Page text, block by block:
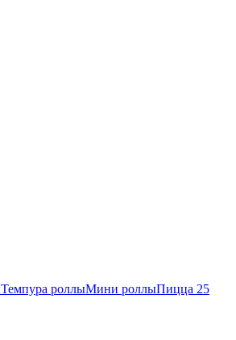
Темпура роллыМини роллыПицца 25